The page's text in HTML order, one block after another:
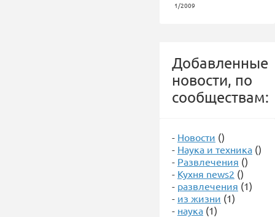
1/2009
Добавленные
новости, по
сообществам:
- Новости ()
- Наука и техника ()
- Развлечения ()
- Кухня news2 ()
- развлечения (1)
- из жизни (1)
- наука (1)